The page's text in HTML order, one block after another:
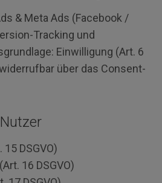
& Meta Ads (Facebook /
Tracking und
Einwilligung (Art. 6
widerrufbar über das Consent-
DSGVO)
16 DSGVO)